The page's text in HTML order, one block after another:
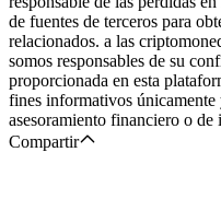
de fuentes de terceros para
relacionados. a las
somos responsables de su
proporcionada en esta
fines informativos únicamente
asesoramiento financiero o de
Compartir